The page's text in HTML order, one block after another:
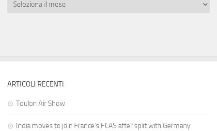
ARTICOLI RECENTI
Toulon Air Show
India moves to join France’s FCAS after split with Germany